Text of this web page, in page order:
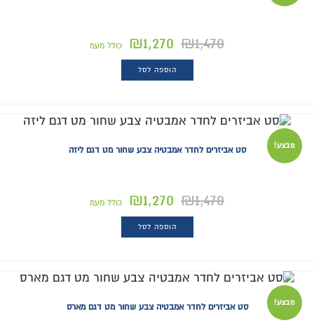
₪1,470
₪1,270 כולל מעמ
הוספה לסל
מבצע! סט אביזרים לחדר אמבטיה צבע שחור מט דגם ליזה
₪1,470
₪1,270 כולל מעמ
הוספה לסל
מבצע! סט אביזרים לחדר אמבטיה צבע שחור מט דגם מארס